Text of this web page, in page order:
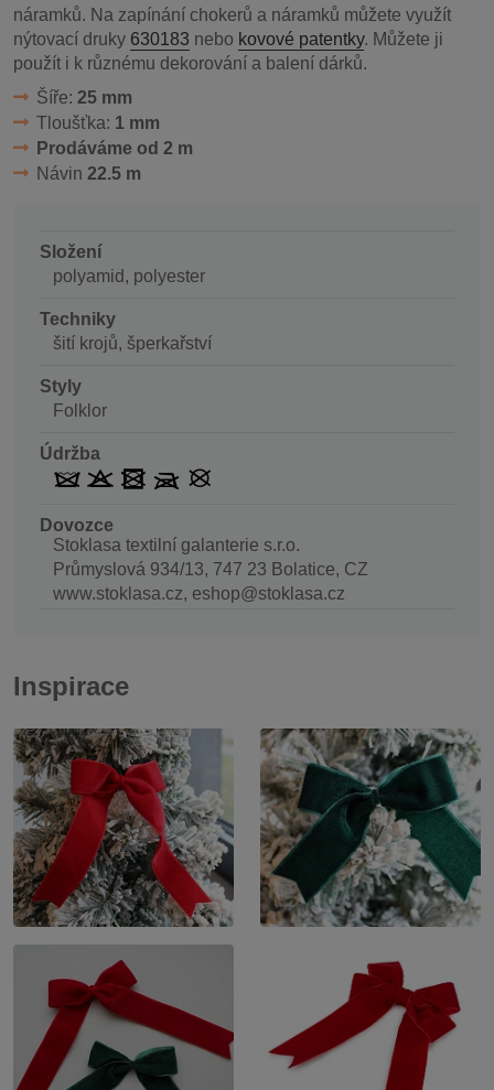
náramků. Na zapínání chokerů a náramků můžete využít
nýtovací druky 630183 nebo kovové patentky. Můžete ji
použít i k různému dekorování a balení dárků.
Šíře: 25 mm
Tloušťka: 1 mm
Prodáváme od 2 m
Návin 22.5 m
Složení
polyamid, polyester
Techniky
šití krojů, šperkařství
Styly
Folklor
Údržba
Dovozce
Stoklasa textilní galanterie s.r.o.
Průmyslová 934/13, 747 23 Bolatice, CZ
www.stoklasa.cz, eshop@stoklasa.cz
Inspirace